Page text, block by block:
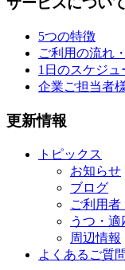
5つの特徴
ご利用の流れ
1日のスケジュ
企業ご担当者
更新情報
トピックス
お知らせ
ブログ
ご利用
うつ・
周辺情報
よくあるご質問